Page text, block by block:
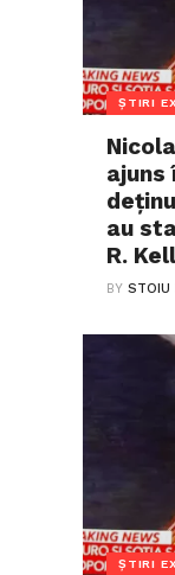
ȘTIRI
ajuns
au
R.
BYSTOIU
ȘTIRI